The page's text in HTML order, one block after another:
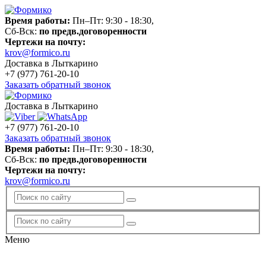
Время работы: Пн–Пт: 9:30 - 18:30,
Сб-Вск: по предв.договоренности
Чертежи на почту:
krov@formico.ru
Доставка в Лыткарино
+7 (977) 761-20-10
Заказать обратный звонок
Доставка в Лыткарино
+7 (977) 761-20-10
Заказать обратный звонок
Время работы: Пн–Пт: 9:30 - 18:30,
Сб-Вск: по предв.договоренности
Чертежи на почту:
krov@formico.ru
Меню